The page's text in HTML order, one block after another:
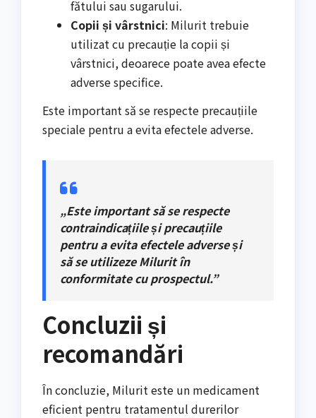
fătului sau sugarului.
Copii și vârstnici: Milurit trebuie
utilizat cu precauție la copii și
vârstnici, deoarece poate avea efecte
adverse specifice.
Este important să se respecte precauțiile
speciale pentru a evita efectele adverse.
„Este important să se respecte
contraindicațiile și precauțiile
pentru a evita efectele adverse și
să se utilizeze Milurit în
conformitate cu prospectul.”
Concluzii și
recomandări
În concluzie, Milurit este un medicament
eficient pentru tratamentul durerilor